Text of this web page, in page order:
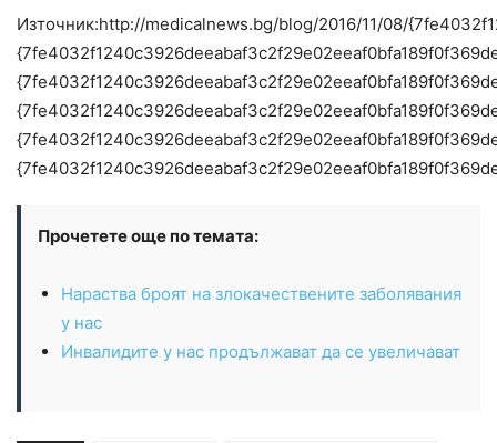
Източник:http://medicalnews.bg/blog/2016/11/08/
Прочетете още по темата:
Нараства броят на злокачествените заболявания
у нас
Инвалидите у нас продължават да се увеличават